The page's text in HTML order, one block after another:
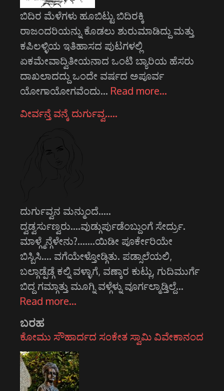
ಬಿದಿರ ಮೆಳೆಗಳು ಹೂಬಿಟ್ಟು ಬಿದಿರಕ್ಕಿ
ರಾಜಂದರಿಯನ್ನು ಕೊಡಲು ಶುರುಮಾಡಿದ್ದು ಮತ್ತು
ಕಪಿಲಳ್ಳಿಯ ಇತಿಹಾಸದ ಪುಟಗಳಲ್ಲಿ
ಏಕಮೇವಾದ್ವಿತೀಯನಾದ ಒಂಟಿ ಬ್ಯಾರಿಯ ಹೆಸರು
ದಾಖಲಾದದ್ದು ಒಂದೇ ವರ್ಷದ ಅಪೂರ್ವ
ಯೋಗಾಯೋಗವೆಂದು… Read more…
ವೀರ್ವನ್ತೆ ವನ್ಕೆ ದುರ್ಗುವ್ವ…..
ದುರ್ಗುವ್ವನ ಮನ್ಮುಂದೆ.....
ದ್ವಡ್ವರ್ಸುಣ್ವರು....ವುಡ್ಗುರ್ಪುಡೆಂಬ್ದುಂಗೆ ಸೇರ್ದ್ರು.
ಮಾಳ್ಗ್ಮೆನ್ಗೆಳೇನು?.......ಯಿಡೀ ಪೂರ್ಕೇರಿಯೇ
ಬಿಸ್ಬಿಸಿ.... ವಗೆಯೇಳ್ತೋಡ್ಗಿತು. ಪಡ್ಸಾಲೆಯಲಿ,
ಬಲ್ಗಾಡ್ಪೆಡ್ಗೆ ಕಲ್ನಿ ವಳ್ಳಾಗೆ, ವಣ್ಕಾರ ಕುಟ್ಲು, ಗುದಿಮುರ್ಗೆ
ಬಿದ್ದ ಗಮ್ಗಾತ್ತು ಮೂಗ್ನಿ ವಳ್ಗೆಳ್ನು ವೂರ್ಗಲ್ಮಾಡ್ತಿಲ್ದೆ…
Read more…
ಬರಹ
ಕೋಮು ಸೌಹಾರ್ದದ ಸಂಕೇತ ಸ್ವಾಮಿ ವಿವೇಕಾನಂದ